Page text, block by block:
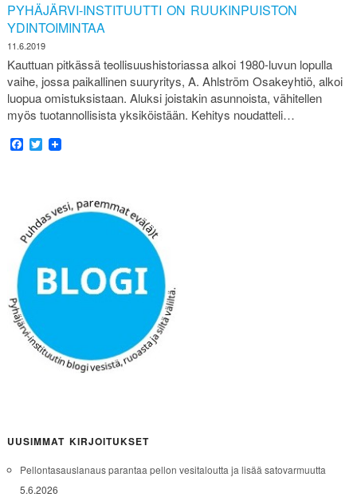
PYHÄJÄRVI-INSTITUUTTI ON RUUKINPUISTON
YDINTOIMINTAA
11.6.2019
Kauttuan pitkässä teollisuushistoriassa alkoi 1980-luvun lopulla
vaihe, jossa paikallinen suuryritys, A. Ahlström Osakeyhtiö, alkoi
luopua omistuksistaan. Aluksi joistakin asunnoista, vähitellen
myös tuotannollisista yksiköistään. Kehitys noudatteli…
Facebook
Twitter
UUSIMMAT KIRJOITUKSET
Pellontasauslanaus parantaa pellon vesitaloutta ja lisää satovarmuutta
5.6.2026